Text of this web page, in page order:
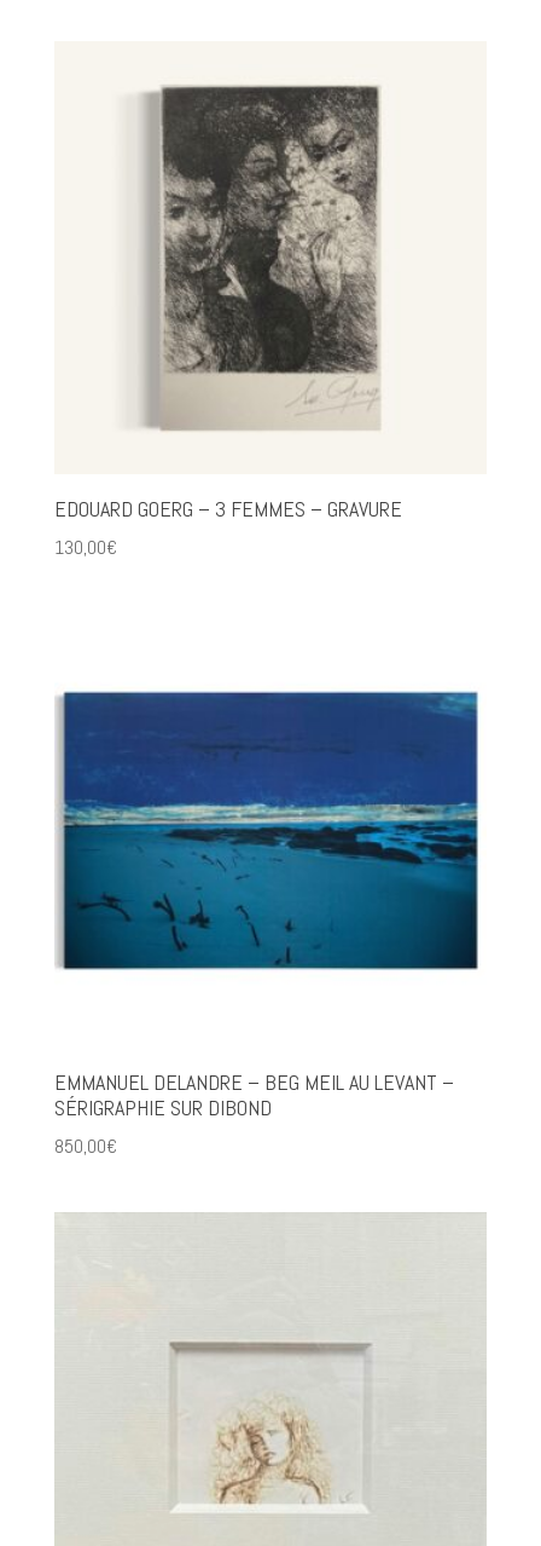
EDOUARD GOERG – 3 FEMMES – GRAVURE
130,00€
EMMANUEL DELANDRE – BEG MEIL AU LEVANT –
SÉRIGRAPHIE SUR DIBOND
850,00€